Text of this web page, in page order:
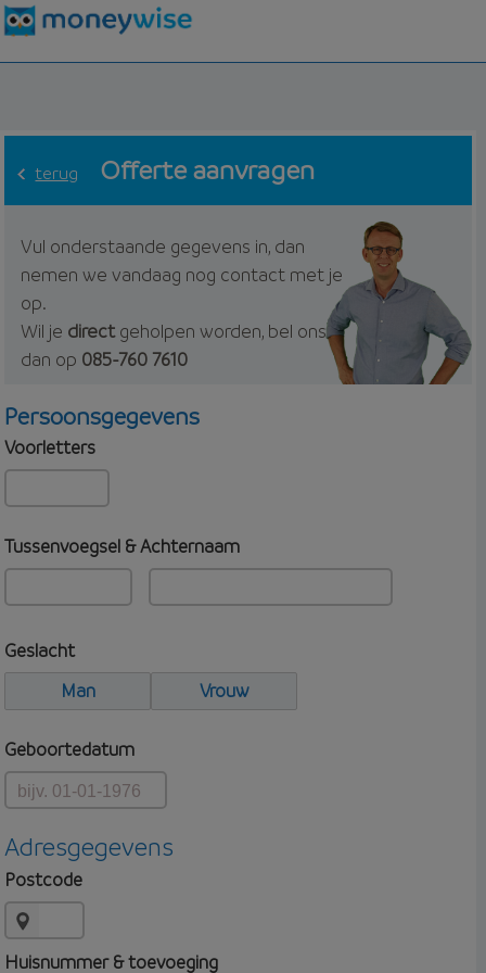
terug Offerte aanvragen
Vul onderstaande gegevens in, dan
nemen we vandaag nog contact met je
op.
Wil je directgeholpen worden, bel ons
dan op 085-760 7610
Persoonsgegevens
Voorletters
Tussenvoegsel & Achternaam
Geslacht
Man
Vrouw
Geboortedatum
Adresgegevens
Postcode
Huisnummer & toevoeging